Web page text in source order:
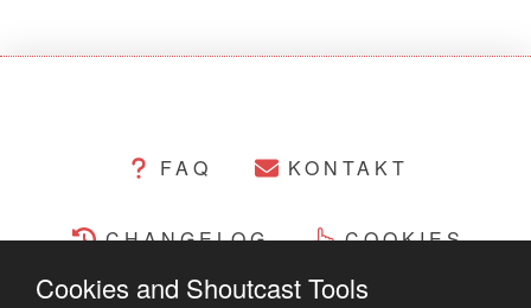
FAQ KONTAKT
CHANGELOG COOKIES
Cookies and Shoutcast Tools